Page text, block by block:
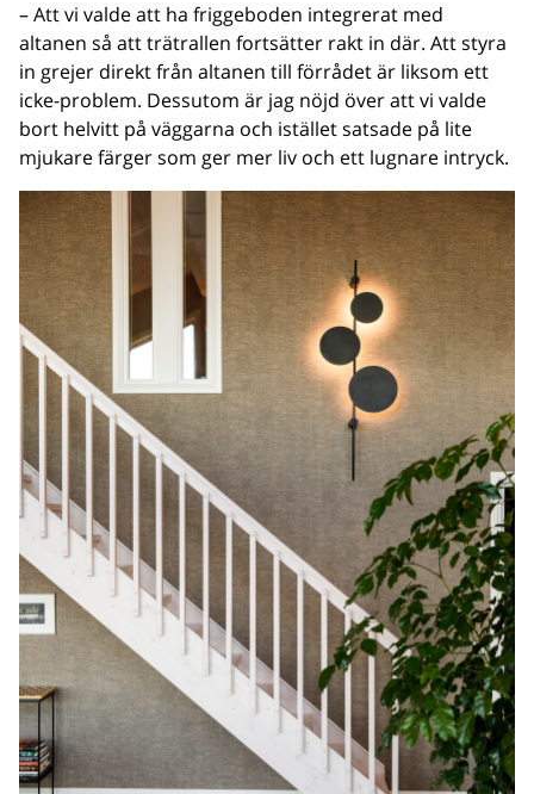
– Att vi valde att ha friggeboden integrerat med
altanen så att trätrallen fortsätter rakt in där. Att styra
in grejer direkt från altanen till förrådet är liksom ett
icke-problem. Dessutom är jag nöjd över att vi valde
bort helvitt på väggarna och istället satsade på lite
mjukare färger som ger mer liv och ett lugnare intryck.